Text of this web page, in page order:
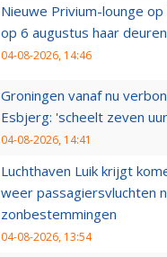
Nieuwe Privium-lounge
op 6 augustus haar deuren
04-08-2026, 14:46
Groningen vanaf nu
Esbjerg: 'scheelt zeven
04-08-2026, 14:41
Luchthaven Luik krijgt
weer passagiersvluchten
zonbestemmingen
04-08-2026, 13:54